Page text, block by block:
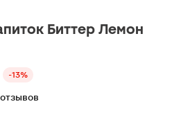
Биттер Лемон
-13%